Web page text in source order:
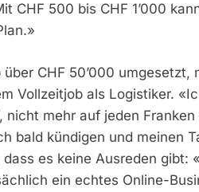
CHF 500 bis CHF 1’000
über CHF 50’000
Vollzeitjob als Logistiker.
nicht mehr auf jeden
bald kündigen und meinen
es keine Ausreden
ein echtes Online-